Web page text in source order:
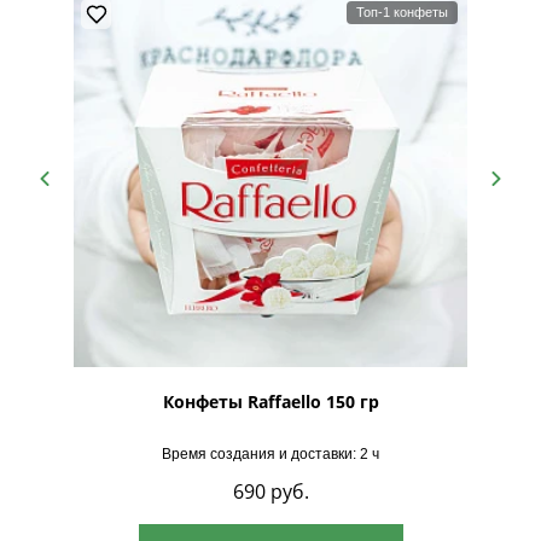
Топ-1 конфеты
Конфеты Raffaello 150 гр
Время создания и доставки: 2 ч
690 руб.